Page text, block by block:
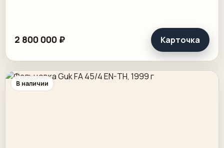
2 800 000 ₽ Карточка
В наличии